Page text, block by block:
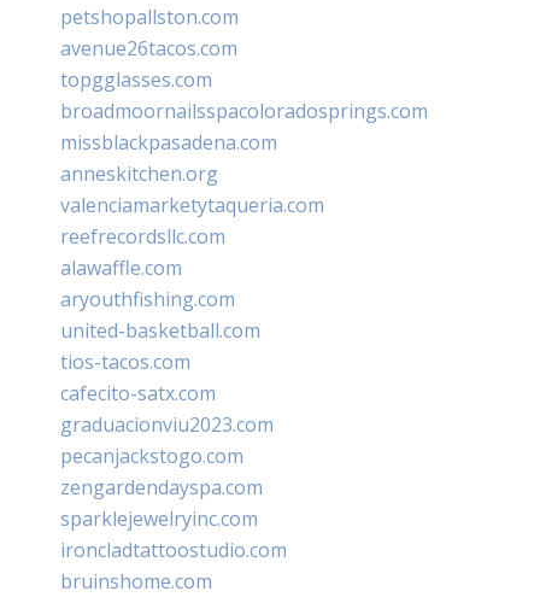
petshopallston.com
avenue26tacos.com
topgglasses.com
broadmoornailsspacoloradosprings.com
missblackpasadena.com
anneskitchen.org
valenciamarketytaqueria.com
reefrecordsllc.com
alawaffle.com
aryouthfishing.com
united-basketball.com
tios-tacos.com
cafecito-satx.com
graduacionviu2023.com
pecanjackstogo.com
zengardendayspa.com
sparklejewelryinc.com
ironcladtattoostudio.com
bruinshome.com